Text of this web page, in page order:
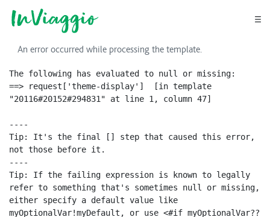
Skip to Main Content
Go to main menu
Go to footer
An error occurred while processing the template.
The following has evaluated to null or missing:
==> request['theme-display']  [in template
"20116#20152#294831" at line 1, column 47]
----
Tip: It's the final [] step that caused this error,
not those before it.
----
Tip: If the failing expression is known to legally
refer to something that's sometimes null or missing,
either specify a default value like
myOptionalVar!myDefault, or use <#if myOptionalVar??